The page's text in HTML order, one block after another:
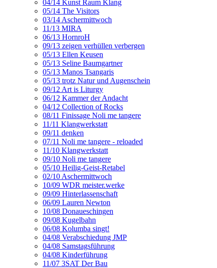
04/14 Kunst Raum Klang
05/14 The Visitors
03/14 Aschermittwoch
11/13 MIRA
06/13 HornroH
09/13 zeigen verhüllen verbergen
05/13 Ellen Keusen
05/13 Seline Baumgartner
05/13 Manos Tsangaris
05/13 trotz Natur und Augenschein
09/12 Art is Liturgy
06/12 Kammer der Andacht
04/12 Collection of Rocks
08/11 Finissage Noli me tangere
11/11 Klangwerkstatt
09/11 denken
07/11 Noli me tangere - reloaded
11/10 Klangwerkstatt
09/10 Noli me tangere
05/10 Heilig-Geist-Retabel
02/10 Aschermittwoch
10/09 WDR meister.werke
09/09 Hinterlassenschaft
06/09 Lauren Newton
10/08 Donaueschingen
09/08 Kugelbahn
06/08 Kolumba singt!
04/08 Verabschiedung JMP
04/08 Samstagsführung
04/08 Kinderführung
11/07 3SAT Der Bau